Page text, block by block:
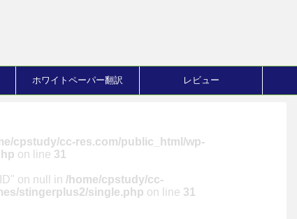
ホワイトペーパー翻訳 レビュー
cpstudy/cc-res.com/public_html/wp-
on line 31
on null in /home/cpstudy/cc-
stingerplus2/single.php on line 31